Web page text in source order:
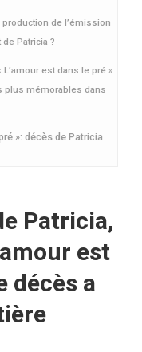
de l’émission
Patricia ?
est dans le pré »
plus mémorables dans
»: décès de Patricia
Patricia,
est
décès a